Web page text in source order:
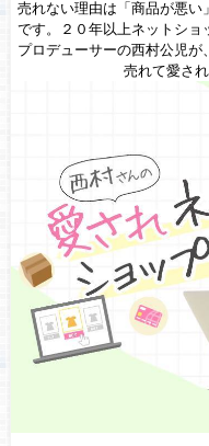
売れない理由は「商品が悪
です。２０年以上ネットシ
プロデューサーの西村公児が
売れて愛さ